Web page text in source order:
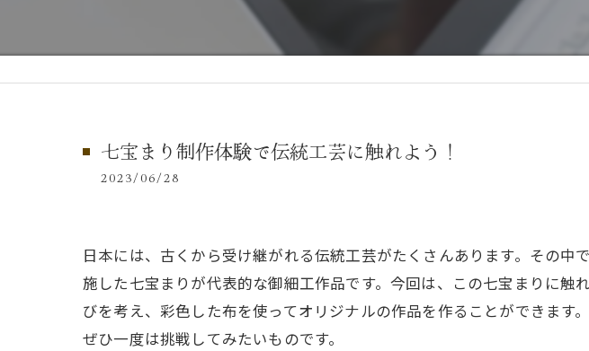
七宝まり制作体験で伝統工芸に触れよう！
2023/06/28
日本には、古くから受け継がれる伝統工芸がたくさんあります。その
施した七宝まりが代表的な御細工作品です。今回は、この七宝まりに
びを考え、彩色した布を使ってオリジナルの作品を作ることができます
ぜひ一度は挑戦してみたいものです。